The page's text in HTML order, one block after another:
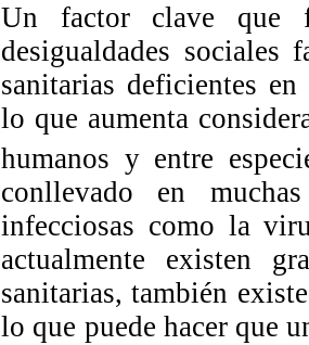
Un factor clave que
desigualdades sociales
sanitarias deficientes
lo que aumenta
humanos y entre
conllevado en
infecciosas como la
actualmente existen
sanitarias, también
lo que puede hacer que